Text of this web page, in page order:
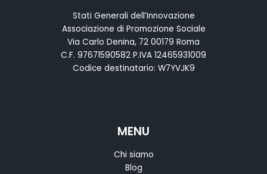
Stati Generali dell’Innovazione
Associazione di Promozione Sociale
Via Carlo Denina, 72 00179 Roma
C.F. 97671590582 P.IVA 12465931009
Codice destinatario: W7YVJK9
MENU
Chi siamo
Blog